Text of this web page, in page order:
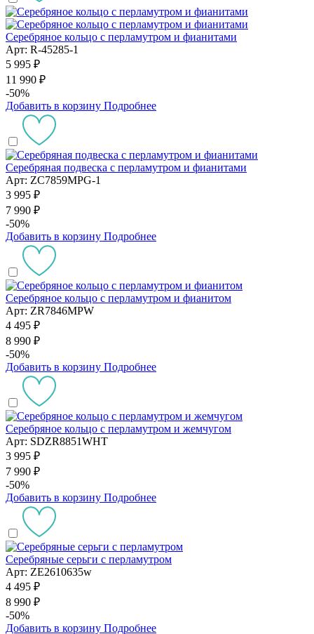
Серебряное кольцо с перламутром и фианитами
Арт: R-45285-1
5 995 ₽
11 990 ₽
-50%
Добавить в корзину Подробнее
Серебряная подвеска с перламутром и фианитами
Арт: ZC7859MPG-1
3 995 ₽
7 990 ₽
-50%
Добавить в корзину Подробнее
Серебряное кольцо с перламутром и фианитом
Арт: ZR7846MPW
4 495 ₽
8 990 ₽
-50%
Добавить в корзину Подробнее
Серебряное кольцо с перламутром и жемчугом
Арт: SDZR8851WHT
3 995 ₽
7 990 ₽
-50%
Добавить в корзину Подробнее
Серебряные серьги с перламутром
Арт: ZE2610635w
4 495 ₽
8 990 ₽
-50%
Добавить в корзину Подробнее